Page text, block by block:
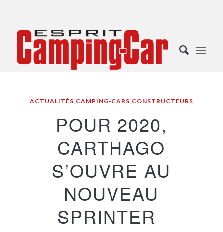
ACTUALITÉS, CAMPING-CARS, CONSTRUCTEURS
POUR 2020,
CARTHAGO
S’OUVRE AU
NOUVEAU
SPRINTER